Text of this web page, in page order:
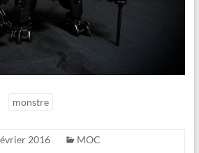
monstre
2016
MOC